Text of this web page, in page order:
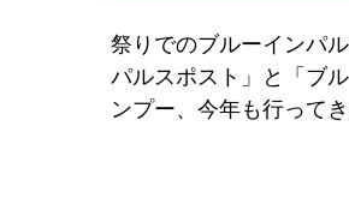
祭りでのブルーインパ
パルスポスト」と「ブ
ンプー、今年も行ってき